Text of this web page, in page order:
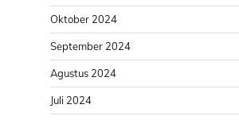
Oktober 2024
September 2024
Agustus 2024
Juli 2024